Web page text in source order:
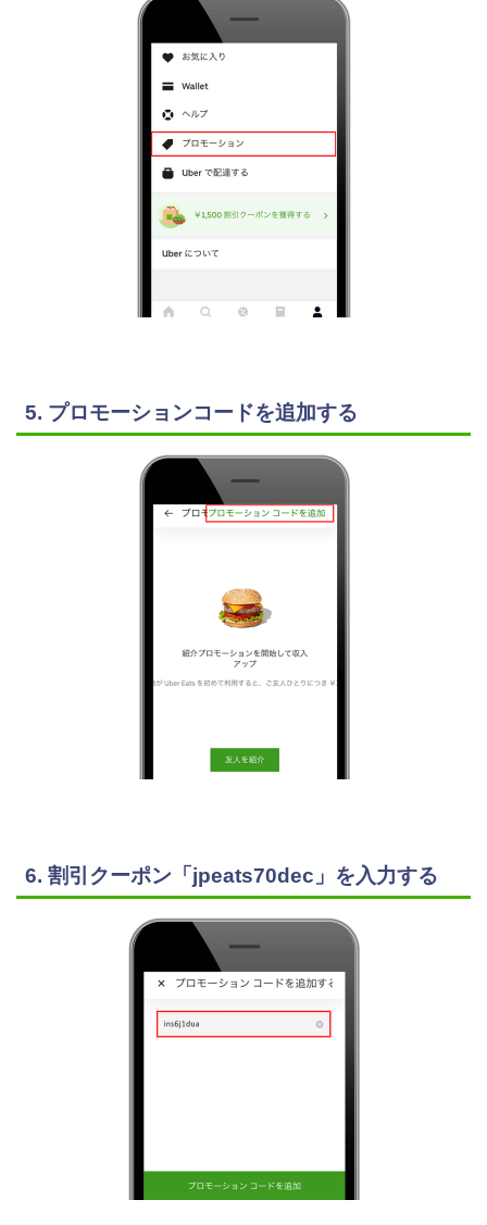
5. プロモーションコードを追加する
6. 割引クーポン「jpeats70dec」を入力する